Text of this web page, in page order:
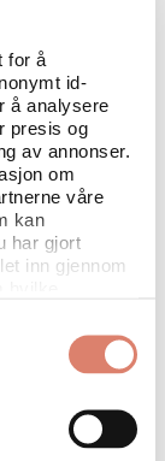
for å
id-
å analysere
presis og
av annonser.
om
våre
kan
har gjort
inn gjennom